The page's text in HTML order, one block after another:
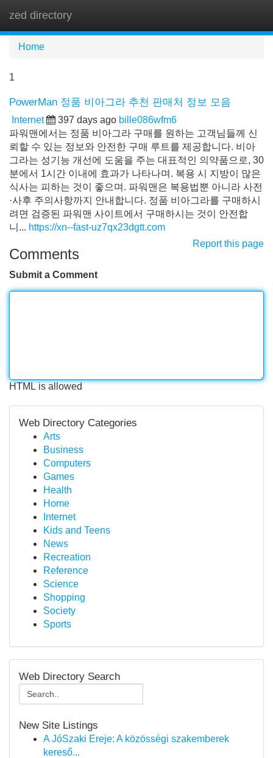
zed directory
Home
1
PowerMan 정품 비아그라 추천 판매처 정보 모음
Internet 397 days ago bille086wfm6
파워맨에서는 정품 비아그라 구매를 원하는 고객님들께 신
뢰할 수 있는 정보와 안전한 구매 루트를 제공합니다. 비아
그라는 성기능 개선에 도움을 주는 대표적인 의약품으로, 30
분에서 1시간 이내에 효과가 나타나며. 복용 시 지방이 많은
식사는 피하는 것이 좋으며. 파워맨은 복용법뿐 아니라 사전
·사후 주의사항까지 안내합니다. 정품 비아그라를 구매하시
려면 검증된 파워맨 사이트에서 구매하시는 것이 안전합
니... https://xn--fast-uz7qx23dgtt.com
Report this page
Comments
Submit a Comment
HTML is allowed
Web Directory Categories
Arts
Business
Computers
Games
Health
Home
Internet
Kids and Teens
News
Recreation
Reference
Science
Shopping
Society
Sports
Web Directory Search
New Site Listings
A JóSzaki Ereje: A közösségi szakemberek
kereső...